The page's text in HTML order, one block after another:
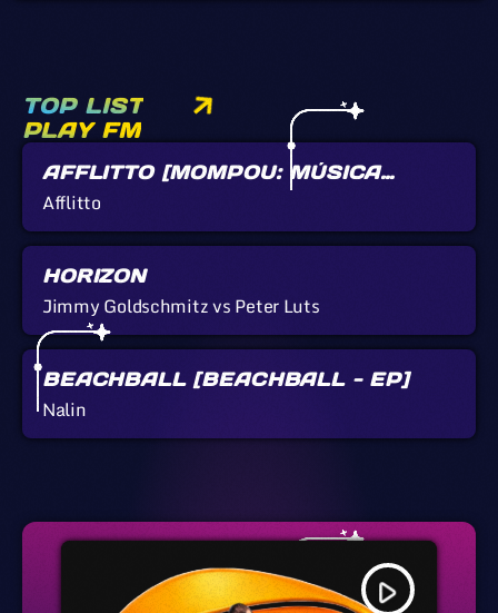
TOP LIST
PLAY FM
AFFLITTO [MOMPOU: MÚSICA
CALLADA]
Afflitto
HORIZON
Jimmy Goldschmitz vs Peter Luts
BEACHBALL [BEACHBALL - EP]
Nalin
play_arrow